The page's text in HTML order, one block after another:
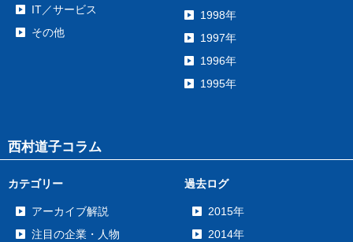
IT／サービス
その他
1998年
1997年
1996年
1995年
西村道子コラム
カテゴリー
アーカイブ解説
注目の企業・人物
過去ログ
2015年
2014年